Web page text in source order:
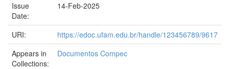
Issue
Date:
14-Feb-2025
URI:
https://edoc.ufam.edu.br/handle/123456789/9617
Appears in
Collections:
Documentos Compec